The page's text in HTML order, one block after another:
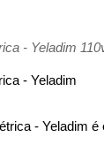
- Yeladim
- Yeladim
- Yeladim é